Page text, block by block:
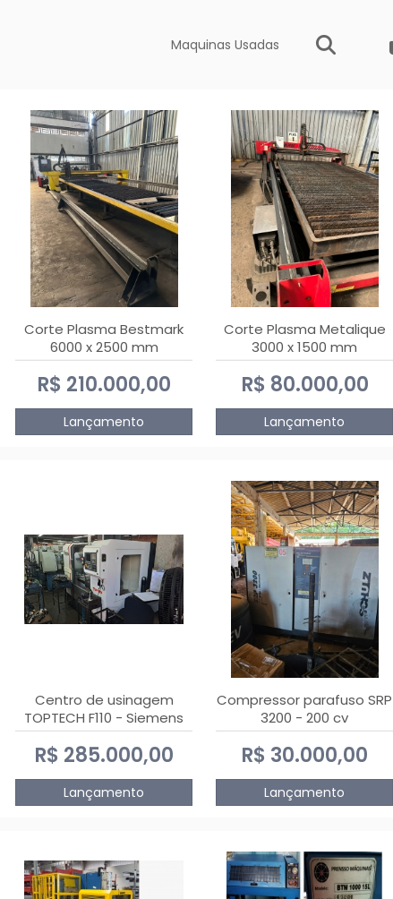
Maquinas Usadas
Corte Plasma Bestmark
6000 x 2500 mm
Hypertherm MaxPro 200
R$ 210.000,00
Lançamento
Corte Plasma Metalique
3000 x 1500 mm
Hypertherm Powermax 45
xp
R$ 80.000,00
Lançamento
Centro de usinagem
TOPTECH F110 - Siemens
808D Advanced
R$ 285.000,00
Lançamento
Compressor parafuso SRP
3200 - 200 cv
R$ 30.000,00
Lançamento